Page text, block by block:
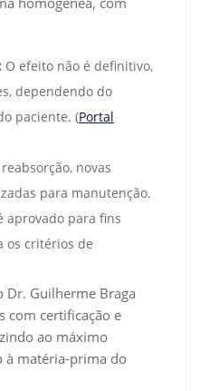
O efeito não é definitivo,
dependendo do
paciente. (Portal
novas
para manutenção.
aprovado para fins
os critérios de
Dr. Guilherme Braga
com certificação e
ao máximo
à matéria-prima do